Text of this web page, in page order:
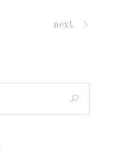
next